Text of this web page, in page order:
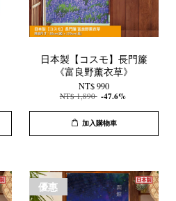
日本製【コスモ】長門簾
《富良野薰衣草》
NT$ 990
NT$ 1,890 -47.6%
加入購物車
優惠